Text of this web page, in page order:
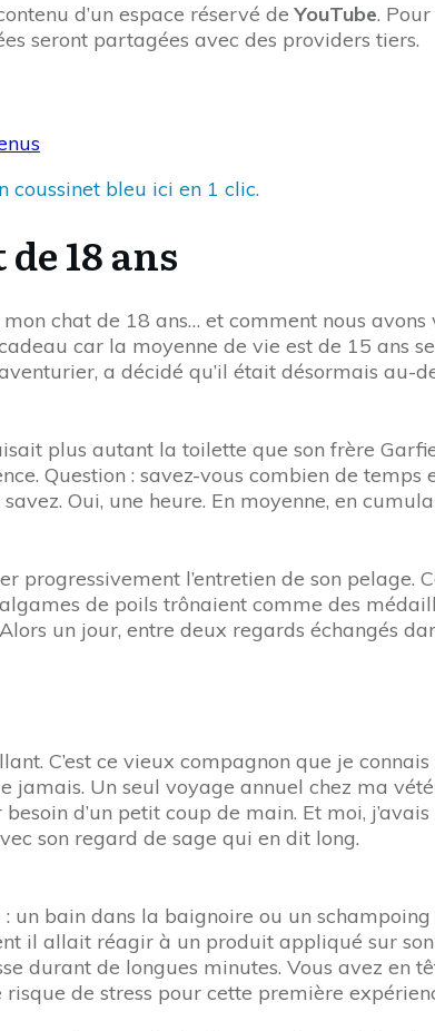
d’un espace réservé deYouTube.
seront partagées avec des providers tiers.
coussinet bleu ici en 1 clic.
18 ans
chat de 18 ans… et comment nous
car la moyenne de vie est de 15 ans
a décidé qu’il était désormais au-
plus autant la toilette que son frère
Question : savez-vous combien de
Oui, une heure. En moyenne, en
l’entretien de son pelage.
de poils trônaient comme des
un jour, entre deux regards échangés
C’est ce vieux compagnon que je
jamais. Un seul voyage annuel chez ma
d’un petit coup de main. Et moi,
son regard de sage qui en dit long.
un bain dans la baignoire ou un
il allait réagir à un produit appliqué sur
durant de longues minutes. Vous avez en
de stress pour cette première